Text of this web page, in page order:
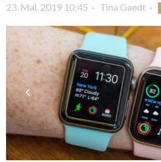
23. Mai. 2019 10:45 Tina Gaedt